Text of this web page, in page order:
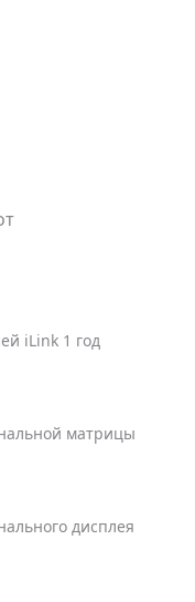
iLink 1 год
До / После
матрицы
До / После
дисплея
До / После